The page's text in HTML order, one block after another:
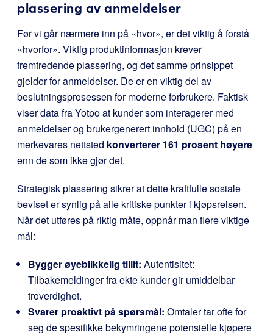
plassering av anmeldelser
Før vi går nærmere inn på «hvor», er det viktig å forstå
«hvorfor». Viktig produktinformasjon krever
fremtredende plassering, og det samme prinsippet
gjelder for anmeldelser. De er en viktig del av
beslutningsprosessen for moderne forbrukere. Faktisk
viser data fra Yotpo at kunder som interagerer med
anmeldelser og brukergenerert innhold (UGC) på en
merkevares nettsted konverterer 161 prosent høyere
enn de som ikke gjør det.
Strategisk plassering sikrer at dette kraftfulle sosiale
beviset er synlig på alle kritiske punkter i kjøpsreisen.
Når det utføres på riktig måte, oppnår man flere viktige
mål:
Bygger øyeblikkelig tillit: Autentisitet:
Tilbakemeldinger fra ekte kunder gir umiddelbar
troverdighet.
Svarer proaktivt på spørsmål: Omtaler tar ofte for
seg de spesifikke bekymringene potensielle kjøpere